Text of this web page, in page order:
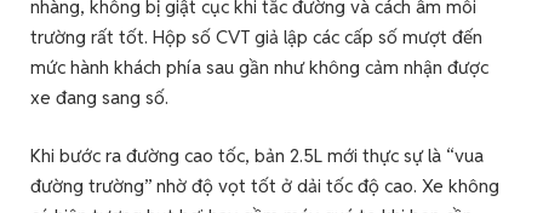
nhàng, không bị giật cục khi tắc đường và cách âm môi
trường rất tốt. Hộp số CVT giả lập các cấp số mượt đến
mức hành khách phía sau gần như không cảm nhận được
xe đang sang số.
Khi bước ra đường cao tốc, bản 2.5L mới thực sự là “vua
đường trường” nhờ độ vọt tốt ở dải tốc độ cao. Xe không